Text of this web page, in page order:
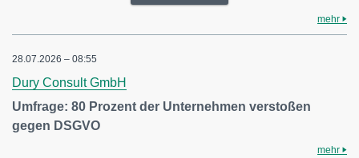
mehr
28.07.2026 – 08:55
Dury Consult GmbH
Umfrage: 80 Prozent der Unternehmen verstoßen
gegen DSGVO
mehr